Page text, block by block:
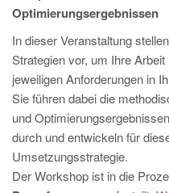
MAGMA Indien
EN
MAGMA Korea
EN
KO
Optimierungsergebnissen
In dieser Veranstaltung
Strategien vor, um Ihre
jeweiligen Anforderungen in
Sie führen dabei die
und
durch und entwickeln für
Umsetzungsstrategie.
Der Workshop ist in die